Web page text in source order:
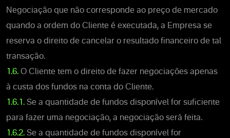
Negociação que não corresponde ao preço de mercado
quando a ordem do Cliente é executada, a Empresa se
reserva o direito de cancelar o resultado financeiro de tal
transação.
1.6. O Cliente tem o direito de fazer negociações apenas
à custa dos fundos na conta do Cliente.
1.6.1. Se a quantidade de fundos disponível for suficiente
para fazer uma negociação, a negociação será feita.
1.6.2. Se a quantidade de fundos disponível for